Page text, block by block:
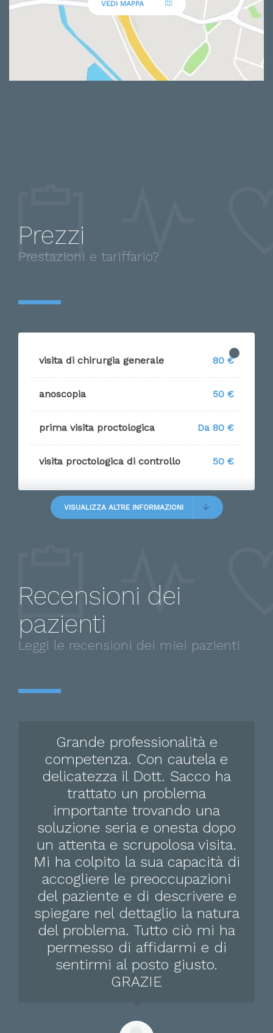
VEDI MAPPA
Prezzi
Prestazioni e tariffario?
visita di chirurgia generale 80 €
anoscopia 50 €
prima visita proctologica Da 80 €
visita proctologica di controllo 50 €
VISUALIZZA ALTRE INFORMAZIONI
Recensioni dei
pazienti
Leggi le recensioni dei miei pazienti
Grande professionalità e
competenza. Con cautela e
delicatezza il Dott. Sacco ha
trattato un problema
importante trovando una
soluzione seria e onesta dopo
un attenta e scrupolosa visita.
Mi ha colpito la sua capacità di
accogliere le preoccupazioni
del paziente e di descrivere e
spiegare nel dettaglio la natura
del problema. Tutto ciò mi ha
permesso di affidarmi e di
sentirmi al posto giusto.
GRAZIE